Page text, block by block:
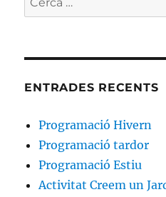
ENTRADES RECENTS
Programació Hivern
Programació tardor
Programació Estiu
Activitat Creem un